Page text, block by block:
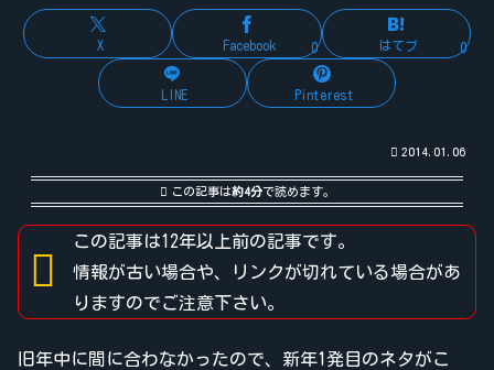
X Facebook 0 はてブ 0
LINE Pinterest
2014.01.06
この記事は約4分で読めます。
この記事は12年以上前の記事です。
情報が古い場合や、リンクが切れている場合があ
りますのでご注意下さい。
旧年中に間に合わなかったので、新年1発目のネタがこ